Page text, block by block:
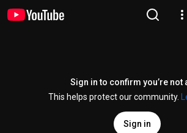
Sign in to confirm you’re not
This helps protect our community.
Sign in